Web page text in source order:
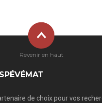
de choix pour vos
Revenir en haut